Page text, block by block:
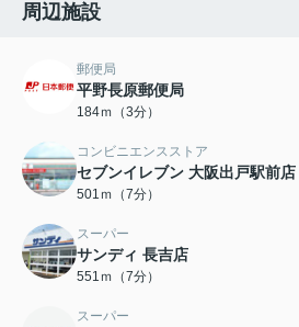
周辺施設
郵便局
平野長原郵便局
184ｍ（3分）
コンビニエンスストア
セブンイレブン 大阪出戸駅前店
501ｍ（7分）
スーパー
サンディ 長吉店
551ｍ（7分）
スーパー